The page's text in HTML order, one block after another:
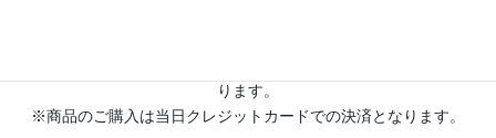
ります。
※商品のご購入は当日クレジットカードでの決済となります。